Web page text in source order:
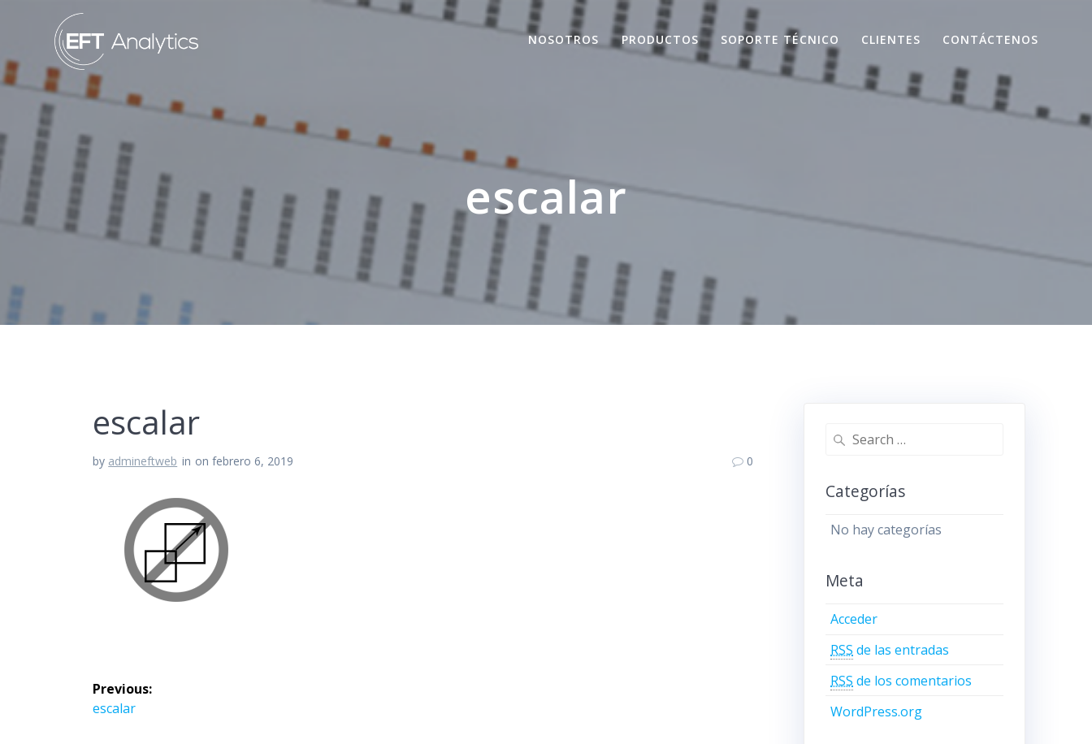
NOSOTROS PRODUCTOS SOPORTE TÉCNICO CLIENTES CONTÁCTENOS
escalar
escalar
by admineftweb in on febrero 6, 2019 0
Navegación
de
Previous:
Previous
escalar
Search
Categorías
No hay categorías
Meta
Acceder
RSS de las entradas
RSS de los comentarios
WordPress.org